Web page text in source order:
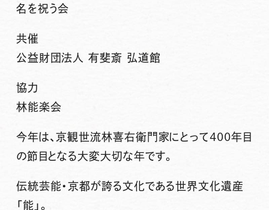
名を祝う会
共催
公益財団法人 有斐斎 弘道館
協力
林能楽会
今年は、京観世流林喜右衛門家にとって400年目
の節目となる大変大切な年です。
伝統芸能・京都が誇る文化である世界文化遺産
「能」。